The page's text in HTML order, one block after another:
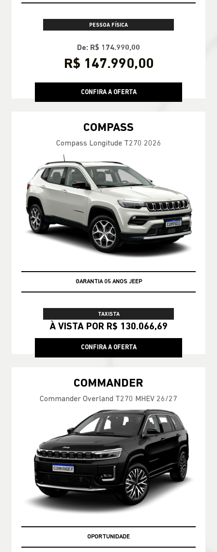
PESSOA FÍSICA
De: R$ 174.990,00
R$ 147.990,00
CONFIRA A OFERTA
COMPASS
Compass Longitude T270 2026
GARANTIA 05 ANOS JEEP
TAXISTA
À VISTA POR R$ 130.066,69
CONFIRA A OFERTA
COMMANDER
Commander Overland T270 MHEV 26/27
OPORTUNIDADE